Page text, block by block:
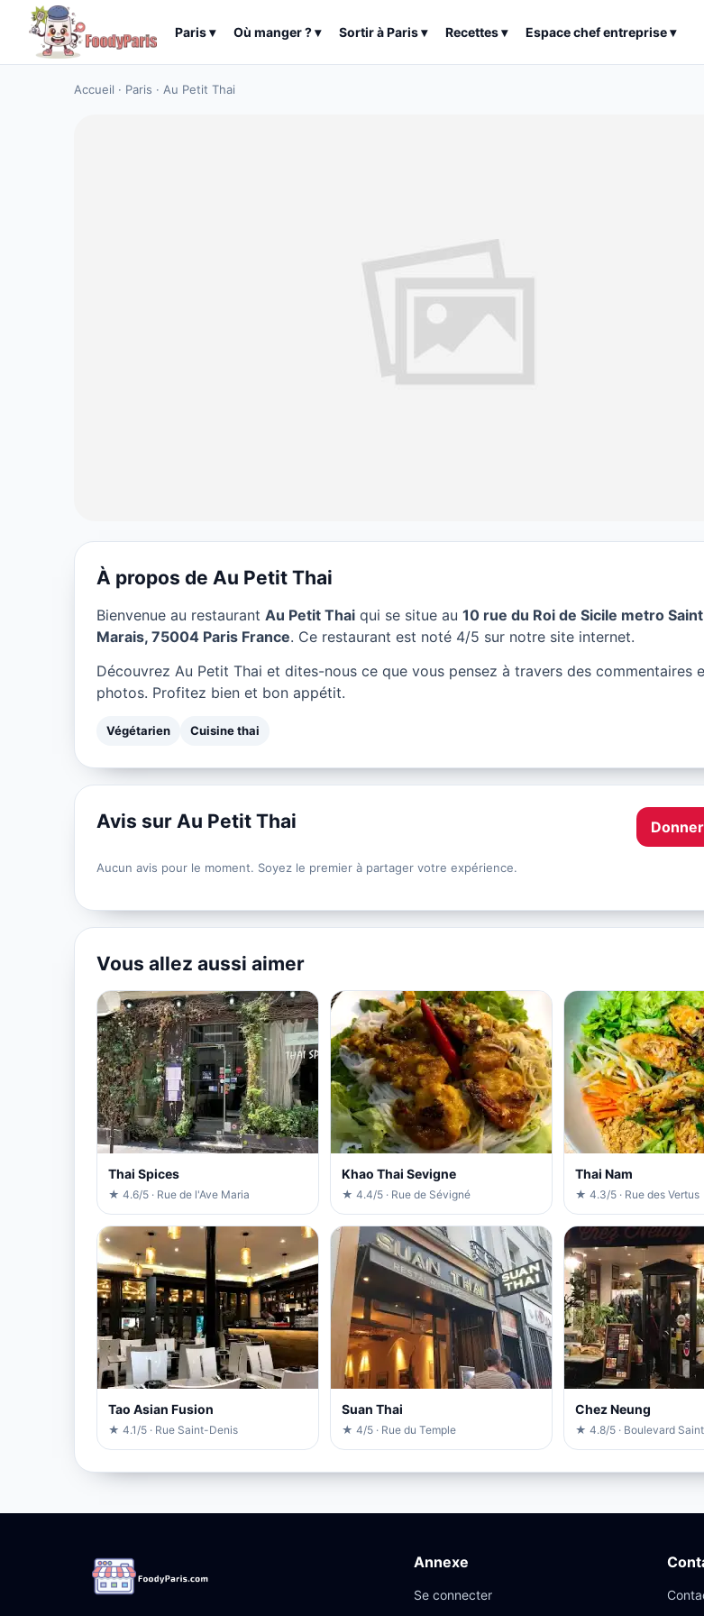
Paris▾ Où manger ?▾ Sortir àParis▾ Recettes▾ Espace chef entreprise▾
Accueil · Paris · Au Petit Thai
Au Petit Thai à Paris
★ 4/5
À propos de Au Petit Thai
Bienvenue au restaurant Au Petit Thai qui se situe au 10 rue du Roi de Sicile metro
Marais, 75004 Paris France. Ce restaurant est noté 4/5 sur notre site internet.
Découvrez Au Petit Thai et dites-nous ce que vous pensez à travers des commentaires
photos. Profitez bien et bon appétit.
Végétarien Cuisine thai
Avis sur Au Petit Thai
Aucun avis pour le moment. Soyez le premier à partager votre expérience.
Vous allez aussi aimer
Thai Spices
★ 4.6/5 · Rue de l'Ave Maria
Khao Thai Sevigne
★ 4.4/5 · Rue de Sévigné
Thai Nam
★ 4.3/5 · Rue des Vertus
Tao Asian Fusion
★ 4.1/5 · Rue Saint-Denis
Suan Thai
★ 4/5 · Rue du Temple
Chez Neung
★ 4.8/5 · Boulevard
Annexe
Se connecter